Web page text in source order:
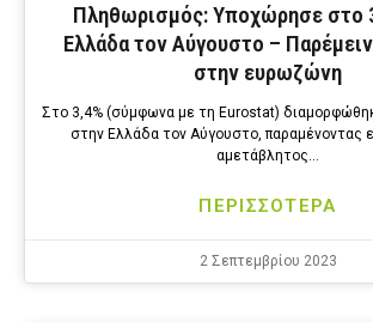
Πληθωρισμός: Υποχώρησε στο
Ελλάδα τον Αύγουστο –
στην ευρωζώνη
Στο 3,4% (σύμφωνα με τη Eurostat)
στην Ελλάδα τον Αύγουστο, παραμένοντας
αμετάβλητος…
ΠΕΡΙΣΣΟΤΕΡΑ
2 Σεπτεμβρίου 2023